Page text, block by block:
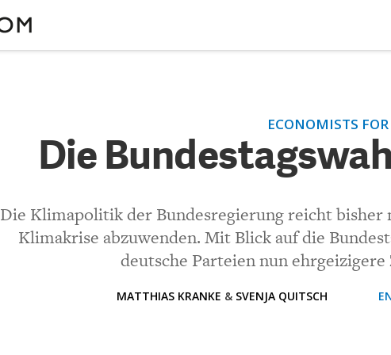
Beiträge.
ECONOMISTS
Die
Die Klimapolitik der Bundesregierung reicht bisher
Klimakrise abzuwenden. Mit Blick auf die
deutsche Parteien nun
MATTHIAS KRANKE & SVENJA QUITSCH
Die Bundestagswahl als
Bisher noch kein Kommentar.